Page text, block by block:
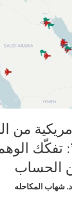
من
تفكّك
الحساب
د. شهاب المكاحله